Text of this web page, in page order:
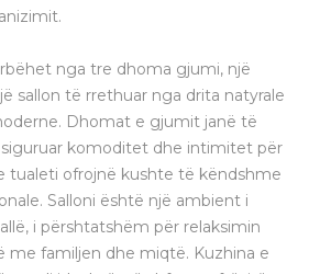
nga tre dhoma gjumi, një
sallon të rrethuar nga drita natyrale
Dhomat e gjumit janë të
komoditet dhe intimitet për
tualeti ofrojnë kushte të këndshme
Salloni është një ambient i
i përshtatshëm për relaksimin
me familjen dhe miqtë. Kuzhina e